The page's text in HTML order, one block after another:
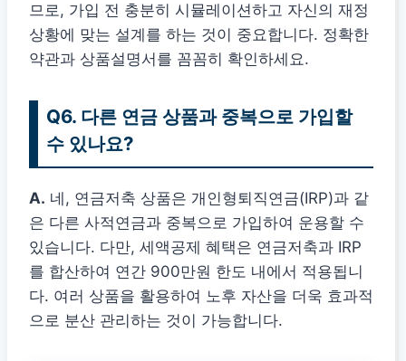
므로, 가입 전 충분히 시뮬레이션하고 자신의 재정
상황에 맞는 설계를 하는 것이 중요합니다. 정확한
약관과 상품설명서를 꼼꼼히 확인하세요.
Q6. 다른 연금 상품과 중복으로 가입할
수 있나요?
A. 네, 연금저축 상품은 개인형퇴직연금(IRP)과 같
은 다른 사적연금과 중복으로 가입하여 운용할 수
있습니다. 다만, 세액공제 혜택은 연금저축과 IRP
를 합산하여 연간 900만원 한도 내에서 적용됩니
다. 여러 상품을 활용하여 노후 자산을 더욱 효과적
으로 분산 관리하는 것이 가능합니다.